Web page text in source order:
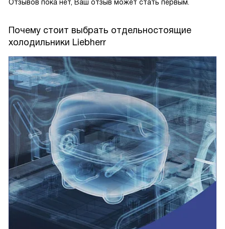
Отзывов пока нет, Ваш отзыв может стать первым.
Почему стоит выбрать отдельностоящие
холодильники Liebherr